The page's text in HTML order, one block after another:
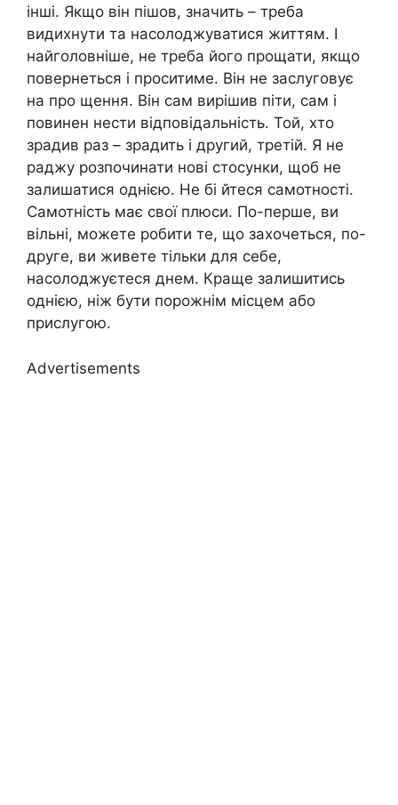
інші. Якщо він пішов, значить – треба
видихнути та насолоджуватися життям. І
найголовніше, не треба його прощати, якщо
повернеться і проситиме. Він не заслуговує
на про щення. Він сам вирішив піти, сам і
повинен нести відповідальність. Той, хто
зрадив раз – зрадить і другий, третій. Я не
раджу розпочинати нові стосунки, щоб не
залишатися однією. Не бі йтеся самотності.
Самотність має свої плюси. По-перше, ви
вільні, можете робити те, що захочеться, по-
друге, ви живете тільки для себе,
насолоджуєтеся днем. Краще залишитись
однією, ніж бути порожнім місцем або
прислугою.
Advertisements